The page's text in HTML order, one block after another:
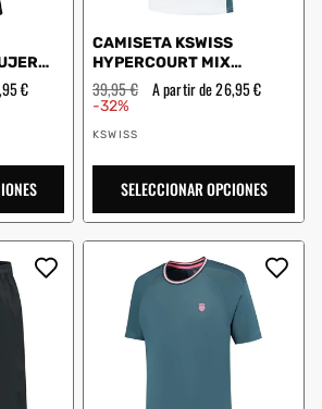
€
CAMISETA KSWISS
HYPERCOURT MIX
MELANGE CREW BLANCO
Precio
habitual
39,95 € Precio
de
A partir de 26,95 €
-32%
Proveedor:
KSWISS
SELECCIONAR OPCIONES